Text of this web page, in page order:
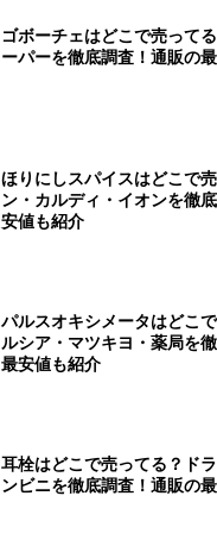
ゴボーチェはどこで売って
ーパーを徹底調査！通販の
ほりにしスパイスはどこで
ン・カルディ・イオンを徹
安値も紹介
パルスオキシメータはどこ
ルシア・マツキヨ・薬局を
最安値も紹介
耳栓はどこで売ってる？ド
ンビニを徹底調査！通販の